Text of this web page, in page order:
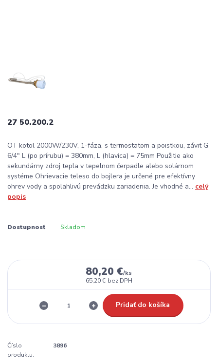
27 50.200.2
OT kotol 2000W/230V, 1-fáza, s termostatom a poistkou, závit G
6/4" L (po prírubu) = 380mm, L (hlavica) = 75mm Použitie ako
sekundárny zdroj tepla v tepelnom čerpadle alebo solárnom
systéme Ohrievacie teleso do bojlera je určené pre efektívny
ohrev vody a spolahlivú prevádzku zariadenia. Je vhodné a... celý
popis
Dostupnosť Skladom
80,20 €/ks
65,20 € bez DPH
Pridať do košíka
Číslo
produktu:
3896